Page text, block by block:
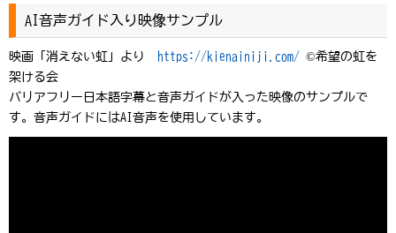
AI音声ガイド入り映像サンプル
映画「消えない虹」より https://kienainiji.com/ ©希望の虹を
架ける会
バリアフリー日本語字幕と音声ガイドが入った映像のサンプルで
す。音声ガイドにはAI音声を使用しています。